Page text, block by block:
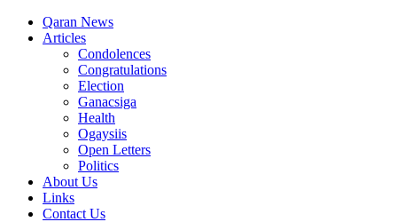
Qaran News
Articles
Condolences
Congratulations
Election
Ganacsiga
Health
Ogaysiis
Open Letters
Politics
About Us
Links
Contact Us